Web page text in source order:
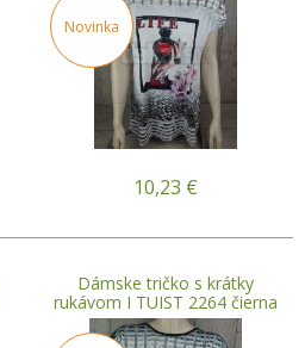
Novinka
10,23 €
Dámske tričko s krátky
rukávom I TUIST 2264 čierna